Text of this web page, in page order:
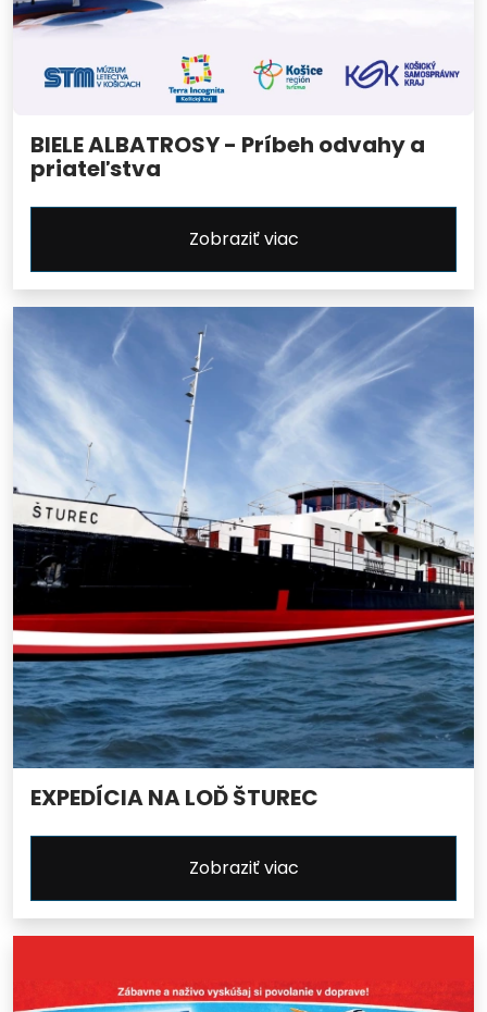
BIELE ALBATROSY - Príbeh odvahy a
priateľstva
Zobraziť viac
EXPEDÍCIA NA LOĎ ŠTUREC
Zobraziť viac